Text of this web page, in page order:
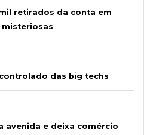
retirados da conta em
das big techs
avenida e deixa comércio